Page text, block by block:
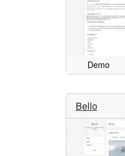
Demo
Bello